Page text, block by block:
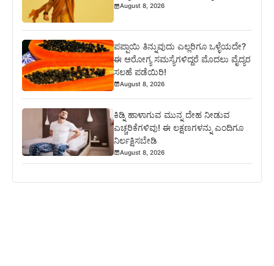
August 8, 2026
ಪಪ್ಪಾಯಿ ತಿನ್ನುವುದು ಎಲ್ಲರಿಗೂ ಒಳ್ಳೆಯದೇ?
ಈ ಆರೋಗ್ಯ ಸಮಸ್ಯೆಗಳಿದ್ದರೆ ಮೊದಲು ವೈದ್ಯರ
ಸಲಹೆ ಪಡೆಯಿರಿ!
August 8, 2026
ಕಿಡ್ನಿ ಹಾಳಾಗುವ ಮುನ್ನ ದೇಹ ನೀಡುವ
ಎಚ್ಚರಿಕೆಗಳಿವು! ಈ ಲಕ್ಷಣಗಳನ್ನು ಎಂದಿಗೂ
ನಿರ್ಲಕ್ಷಿಸಬೇಡಿ
August 8, 2026